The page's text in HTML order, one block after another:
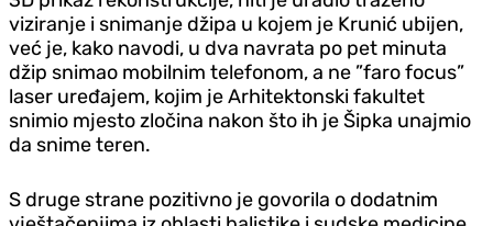
viziranje i snimanje džipa u kojem je Krunić ubijen,
već je, kako navodi, u dva navrata po pet minuta
džip snimao mobilnim telefonom, a ne ”faro focus”
laser uređajem, kojim je Arhitektonski fakultet
snimio mjesto zločina nakon što ih je Šipka unajmio
da snime teren.
S druge strane pozitivno je govorila o dodatnim